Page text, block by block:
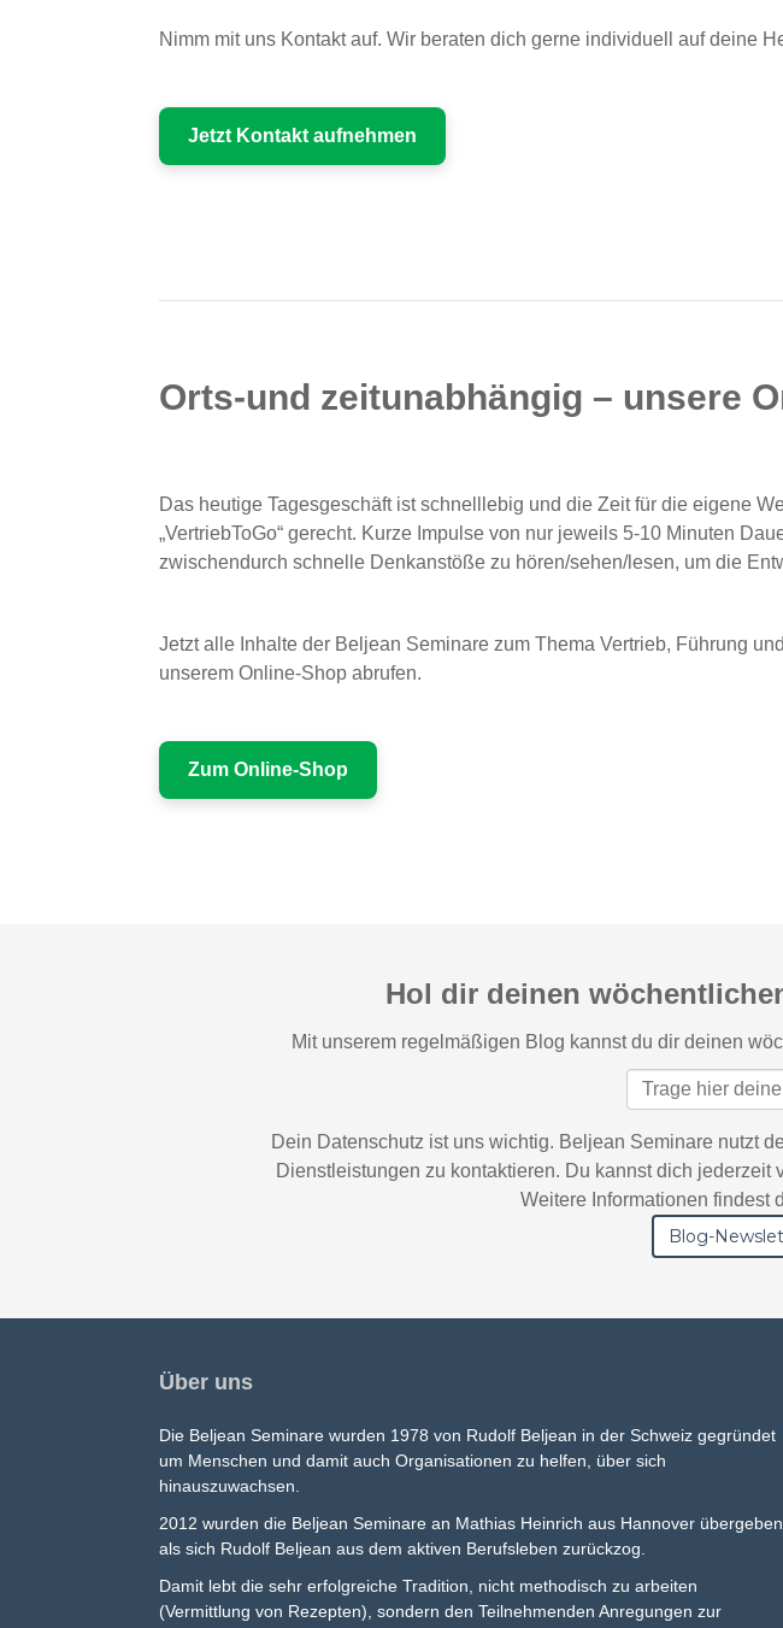
Nimm mit uns Kontakt auf. Wir beraten dich gerne individuell auf deine
Jetzt Kontakt aufnehmen
Orts-und zeitunabhängig – unsere
Das heutige Tagesgeschäft ist schnelllebig und die Zeit für die eigene
„VertriebToGo“ gerecht. Kurze Impulse von nur jeweils 5-10 Minuten
zwischendurch schnelle Denkanstöße zu hören/sehen/lesen, um die
Jetzt alle Inhalte der Beljean Seminare zum Thema Vertrieb, Führung
unserem Online-Shop abrufen.
Zum Online-Shop
Hol dir deinen
Mit unserem regelmäßigen Blog kannst du dir deinen
Dein Datenschutz ist uns wichtig. Beljean Seminare nutzt
Dienstleistungen zu kontaktieren. Du kannst dich
Weitere Informationen findest
Über uns
Die Beljean Seminare wurden 1978 von Rudolf Beljean in der Schweiz gegründet
um Menschen und damit auch Organisationen zu helfen, über sich
hinauszuwachsen.
2012 wurden die Beljean Seminare an Mathias Heinrich aus Hannover übergeben,
als sich Rudolf Beljean aus dem aktiven Berufsleben zurückzog.
Damit lebt die sehr erfolgreiche Tradition, nicht methodisch zu arbeiten
(Vermittlung von Rezepten), sondern den Teilnehmenden Anregungen zur